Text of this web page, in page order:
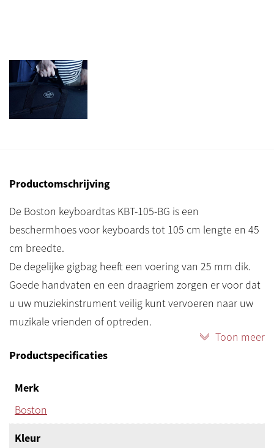
Productomschrijving
De Boston keyboardtas KBT-105-BG is een
beschermhoes voor keyboards tot 105 cm lengte en 45
cm breedte.
De degelijke gigbag heeft een voering van 25 mm dik.
Goede handvaten en een draagriem zorgen er voor dat
u uw muziekinstrument veilig kunt vervoeren naar uw
muzikale vrienden of optreden.
Kleurstelling van de Boston keyboardtas KBT-105-BG is
zwart/grijs.
Toon meer
Productspecificaties
Merk
Boston
Kleur